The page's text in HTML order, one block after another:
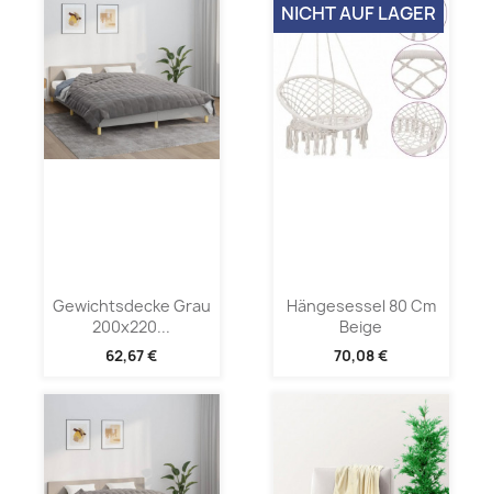
Gewichtsdecke Grau
200x220...
62,67 €
Hängesessel 80 Cm
Beige
70,08 €
NICHT AUF LAGER